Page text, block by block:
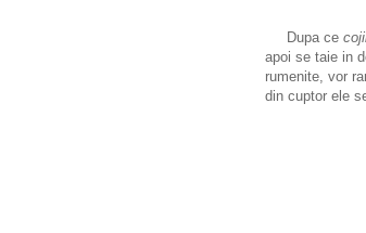
Dupa ce
apoi se taie in
rumenite, vor
din cuptor ele